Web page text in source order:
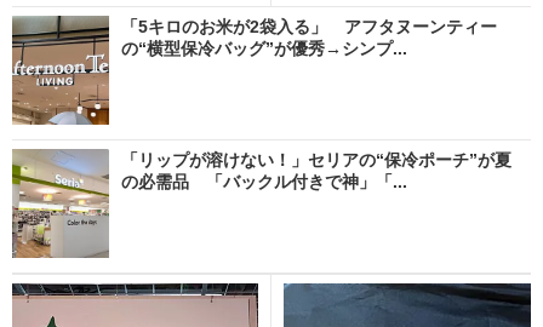
「5キロのお米が2袋入る」 アフタヌーンティー
の“横型保冷バッグ”が優秀→シンプ...
「リップが溶けない！」セリアの“保冷ポーチ”が夏
の必需品 「バックル付きで神」「...